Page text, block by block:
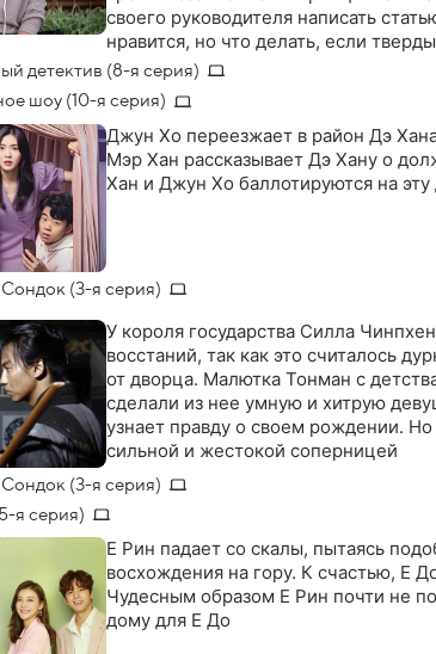
своего руководителя написать
нравится, но что делать, если
выполняет задание - и, внезапно,
генерального прокурора, которого
расследования. И совпадение ли
Чжихека, молодого и очень
деньги, ни власть, так как он
об убийстве пятилетней давности,
детектив (8-я серия)
шоу (10-я серия)
Джун Хо переезжает в район Дэ
Мэр Хан рассказывает Дэ Хану о
Хан и Джун Хо баллотируются на
(3-я серия)
У короля государства Силла
восстаний, так как это считалось
от дворца. Малютка Тонман с
сделали из нее умную и хитрую
узнает правду о своем рождении.
сильной и жестокой соперницей
(3-я серия)
я серия)
Е Рин падает со скалы, пытаясь
восхождения на гору. К счастью, Е
Чудесным образом Е Рин почти не
дому для Е До